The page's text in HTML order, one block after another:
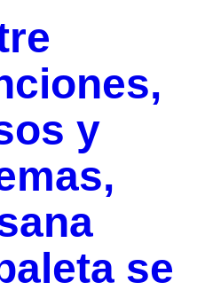
y
se